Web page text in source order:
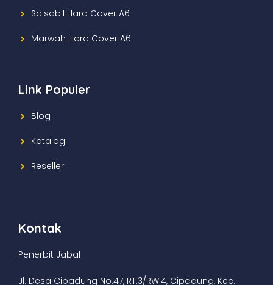
Salsabil Hard Cover A6
Marwah Hard Cover A6
Link Populer
Blog
Katalog
Reseller
Kontak
Penerbit Jabal
Jl. Desa Cipadung No.47, RT.3/RW.4, Cipadung, Kec.